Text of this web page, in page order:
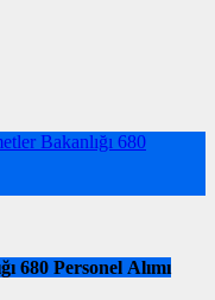
Bakanlığı 680
680 Personel Alımı